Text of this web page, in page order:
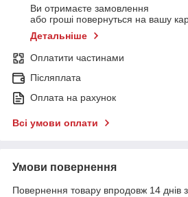
Ви отримаєте замовлення
або гроші повернуться на вашу
Детальніше
Оплатити частинами
Післяплата
Оплата на рахунок
Всі умови оплати
Умови повернення
Повернення товару впродовж 14 днів